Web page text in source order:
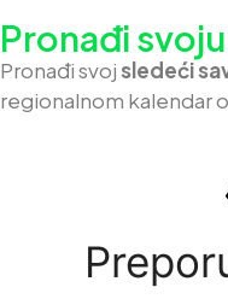
Pronađi
Pronađi svojsledeći
regionalnom kalendar